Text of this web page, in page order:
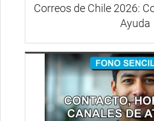
Correos de Chile 2026:
Ayuda